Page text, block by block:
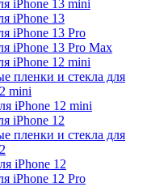
iPhone 13 mini
iPhone 13
iPhone 13 Pro
iPhone 13 Pro Max
iPhone 12 mini
пленки и стекла для
mini
iPhone 12 mini
iPhone 12
пленки и стекла для
iPhone 12
iPhone 12 Pro